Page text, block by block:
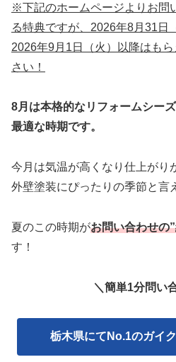
※下記のホームページよりお問
る特典ですが、2026年8月31日
2026年9月1日（火）以降はも
さい！
8月は本格的なリフォームシー
最適な時期です。
今月は気温が高くなり仕上がり
外壁塗装にぴったりの季節と言
夏のこの時期がお問い合わせの
す！
＼簡単1分問い
栃木県にてNo.1のガイ